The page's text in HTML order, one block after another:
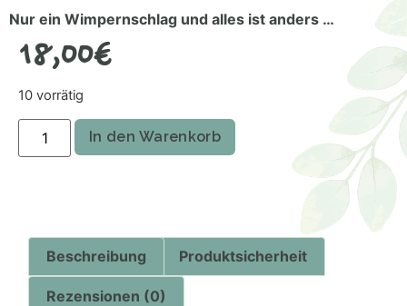
Nur ein Wimpernschlag und alles ist anders …
18,00€
10 vorrätig
In den Warenkorb
Beschreibung Produktsicherheit
Rezensionen (0)